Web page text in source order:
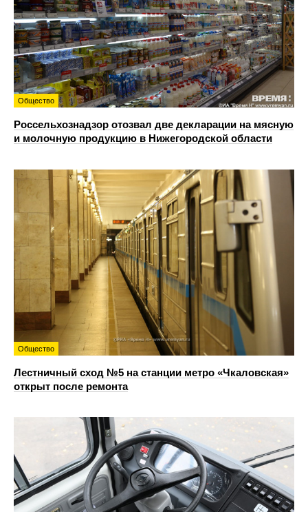
Общество
Россельхознадзор отозвал две декларации на мясную
и молочную продукцию в Нижегородской области
Общество
Лестничный сход №5 на станции метро «Чкаловская»
открыт после ремонта